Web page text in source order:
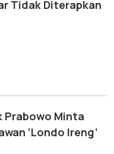
Tidak Diterapkan
Prabowo Minta
‘Londo Ireng’